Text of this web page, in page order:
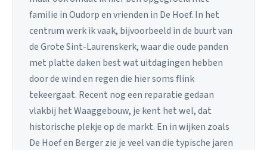
familie in Oudorp en vrienden in De Hoef. In het
centrum werk ik vaak, bijvoorbeeld in de buurt van
de Grote Sint-Laurenskerk, waar die oude panden
met platte daken best wat uitdagingen hebben
door de wind en regen die hier soms flink
tekeergaat. Recent nog een reparatie gedaan
vlakbij het Waaggebouw, je kent het wel, dat
historische plekje op de markt. En in wijken zoals
De Hoef en Berger zie je veel van die typische jaren